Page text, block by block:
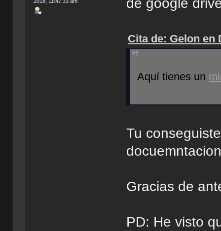
Cita de: Gelon en
Aquí tienes un
Tu
Gracias de
PD: He visto